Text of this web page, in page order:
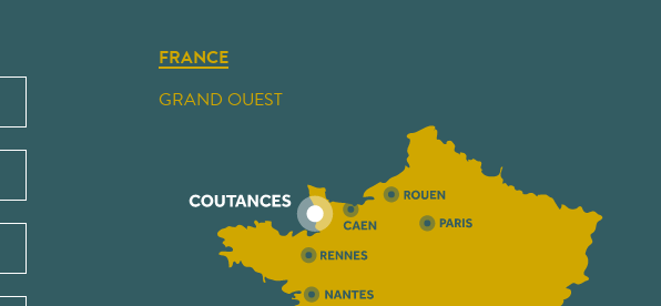
FRANCE
GRAND OUEST